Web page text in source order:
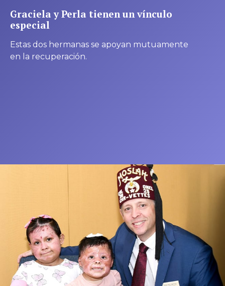
Graciela y Perla tienen un vínculo
especial
Estas dos hermanas se apoyan mutuamente
en la recuperación.